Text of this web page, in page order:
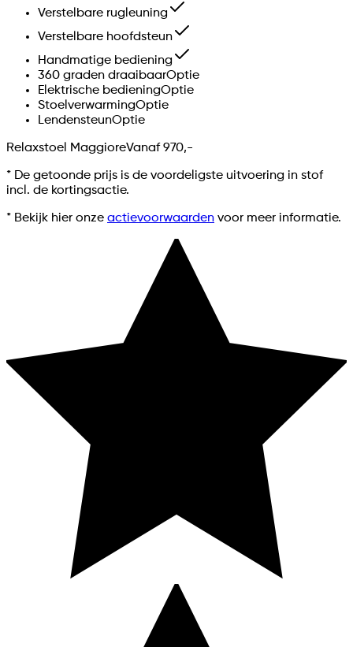
Verstelbare rugleuning
Verstelbare hoofdsteun
Handmatige bediening
360 graden draaibaarOptie
Elektrische bedieningOptie
StoelverwarmingOptie
LendensteunOptie
Relaxstoel MaggioreVanaf 970,-
* De getoonde prijs is de voordeligste uitvoering in stof
incl. de kortingsactie.
* Bekijk hier onze actievoorwaarden voor meer informatie.